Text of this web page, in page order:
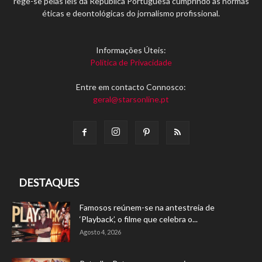
éticas e deontológicas do jornalismo profissional.
Informações Úteis:
Política de Privacidade
Entre em contacto Connosco:
geral@starsonline.pt
DESTAQUES
Famosos reúnem-se na antestreia de
‘Playback’, o filme que celebra o...
Agosto 4, 2026